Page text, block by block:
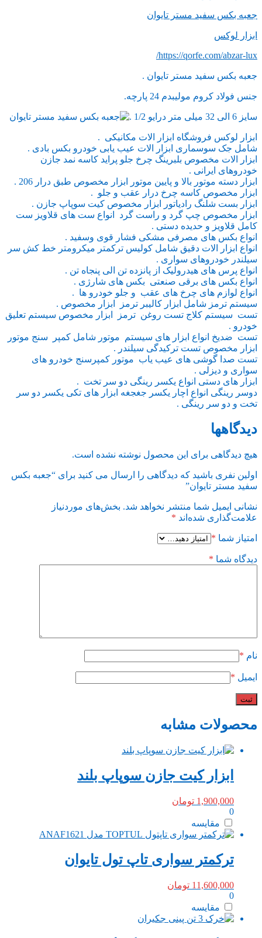
جعبه بکس سفید مستر تایوان
ابزار لوکس
https://qorfe.com/abzar-lux/
جعبه بکس سفید مستر تایوان .
جنس فولاد کروم مولیبدم 24 پارچه.
سایز 6 الی 32 میلی متر درایو 1/2 .
ابزار لوکس فروشگاه ابزار الات مکانیکی .
شامل جک سوسماری ابزار الات عیب یابی خودرو بکس بادی .
ابزار الات مخصوص بلبرینگ چرخ جلو پراید کاسه نمد جازن
خودروهای ایرانی .
ابزار دسته موتور بالا و پایین موتور ابزار مخصوص طبق درار 206 .
ابزار مخصوص کاسه چرخ درار عقب و جلو .
ابزار بست شلنگ رادیاتور ابزار مخصوص کیت سوپاپ جازن .
ابزار مخصوص چپ گرد و راست گرد انواع ست های قلاویز ست
کامل قلاویز و حدیده دستی .
انواع بکس های مصرفی مشکی فشار قوی وسفید .
انواع ابزار الات دقیق شامل کولیس ترکمتر میکرومتر خط کش سر
سیلندر خودروهای سواری .
انواع پرس های هیدرولیک از پانزده تن الی پنجاه تن .
انواع بکس های برقی صنعتی بکس های شارژی .
انواع لوازم های چرخ های عقب و جلو خودرو ها .
سیستم ترمز شامل ابزار کالیبر ترمز ابزار مخصوص .
تست سیستم کلاج تست روغن ترمز ابزار مخصوص سیستم تعلیق
خودرو .
تست ضدیخ انواع ابزار های سیستم موتور شامل کمپر سنج موتور
ابزار مخصوص تست ترکیدگی سیلندر .
تست صدا گوشی های عیب یاب موتور کمپرسنج خودرو های
سواری و دیزلی .
ابزار های دستی انواع یکسر رینگی دو سر تخت .
دوسر رینگی انواع اچار یکسر جغجغه ابزار های تکی یکسر دو سر
تخت و دو سر رینگی .
دیدگاهها
هیچ دیدگاهی برای این محصول نوشته نشده است.
اولین نفری باشید که دیدگاهی را ارسال می کنید برای “جعبه بکس
سفید مستر تایوان”
نشانی ایمیل شما منتشر نخواهد شد. بخش‌های موردنیاز
علامت‌گذاری شده‌اند *
امتیاز شما *
دیدگاه شما *
نام *
ایمیل *
محصولات مشابه
ابزار کیت جازن سوپاپ بلند
1,900,000 تومان
0
مقایسه
ترکمتر سواری تاپ تول تایوان
11,600,000 تومان
0
مقایسه